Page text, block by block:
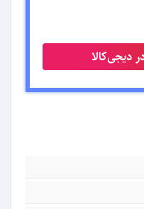
دیجی‌کالا